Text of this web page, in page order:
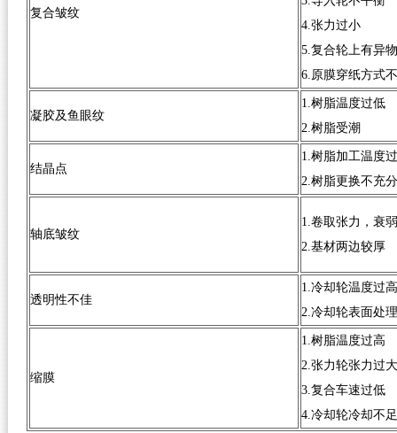
复合皱纹
4.张力过小
5.复合轮上有异物
6.原膜穿纸方式
凝胶及鱼眼纹
1.树脂温度过低
2.树脂受潮
结晶点
1.树脂加工温度
2.树脂更换不充分
轴底皱纹
1.卷取张力，衰
2.基材两边较厚
透明性不佳
1.冷却轮温度过高
2.冷却轮表面处
缩膜
1.树脂温度过高
2.张力轮张力过大
3.复合车速过低
4.冷却轮冷却不足